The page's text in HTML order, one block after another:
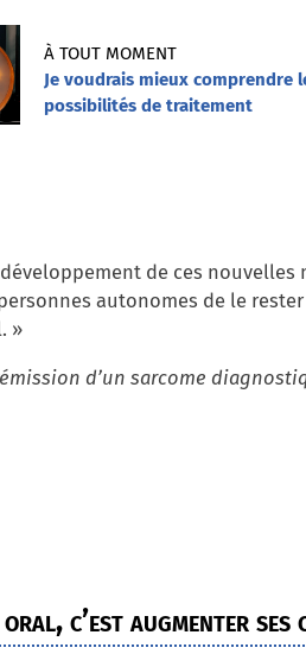
À TOUT MOMENT
Je voudrais mieux comprendre
possibilités de traitement
développement de ces nouvelles
autonomes de le rester
»
d’un sarcome
c’est augmenter ses